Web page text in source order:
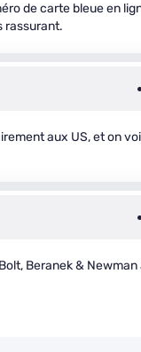
de carte bleue en
rassurant.
aux US, et on
Beranek & Newman